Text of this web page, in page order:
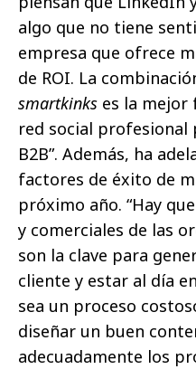
algo que no tiene
empresa que ofrece
de ROI. La
smartkinks es la mejor
red social profesional
B2B”. Además, ha
factores de éxito de
próximo año. “Hay
y comerciales de las
son la clave para
cliente y estar al día
sea un proceso
diseñar un buen
adecuadamente los